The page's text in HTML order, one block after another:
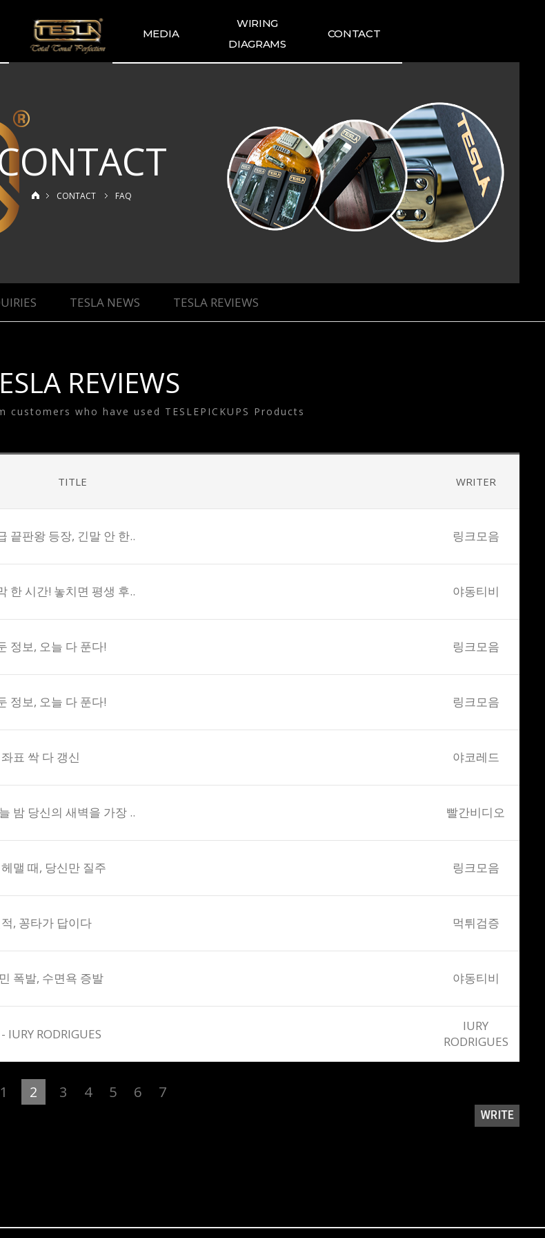
MEDIA
WIRING
DIAGRAMS
CONTACT
1:1 INQUIRIES
TESLA NEWS
TESLA REVIEWS
CONTACT FAQ
TESLA NEWS TESLA REVIEWS
REVIEWS
customers who have used TESLEPICKUPS Products
TITLE WRITER
판왕 등장, 긴말 안 한.. 링크모음
시간! 놓치면 평생 후.. 야동티비
정보, 오늘 다 푼다! 링크모음
정보, 오늘 다 푼다! 링크모음
표 싹 다 갱신 야코레드
밤 당신의 새벽을 가장 .. 빨간비디오
맬 때, 당신만 질주 링크모음
, 꽁타가 답이다 먹튀검증
폭발, 수면욕 증발 야동티비
RODRIGUES
IURY
RODRIGUES
1 2 3 4 5 6 7